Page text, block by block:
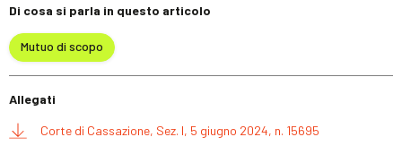
Di cosa si parla in questo articolo
Mutuo di scopo
Allegati
Corte di Cassazione, Sez. I, 5 giugno 2024, n. 15695